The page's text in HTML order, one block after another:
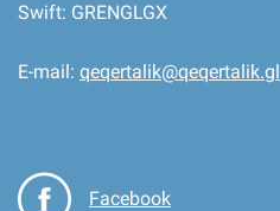
Swift: GRENGLGX
E-mail: qeqertalik@qeqertalik.gl
Facebook